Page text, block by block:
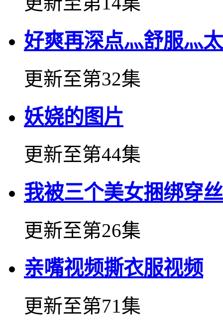
好爽再深点灬舒服灬
更新至第32集
妖娆的图片
更新至第44集
我被三个美女捆绑穿
更新至第26集
亲嘴视频撕衣服视频
更新至第71集